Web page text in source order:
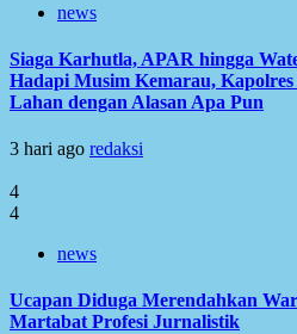
news
Siaga Karhutla, APAR hingga
Hadapi Musim Kemarau,
Lahan dengan Alasan Apa Pun
3 hari ago redaksi
4
4
news
Ucapan Diduga Merendahkan
Martabat Profesi Jurnalistik